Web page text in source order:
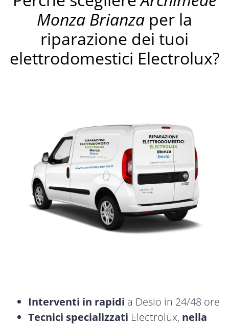
Monza Brianza per la
riparazione dei tuoi
elettrodomestici Electrolux?
Interventi in rapidi a Desio in 24/48 ore
Tecnici specializzati Electrolux, nella